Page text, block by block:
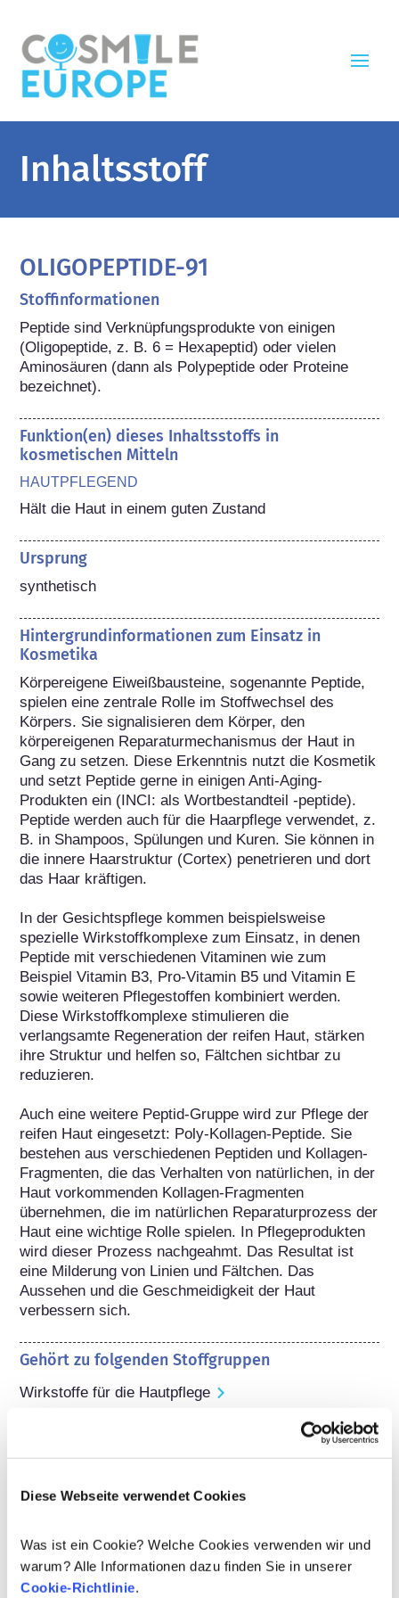
Diese Webseite verwendet Cookies
Was ist ein Cookie? Welche Cookies verwenden wir und
warum? Alle Informationen dazu finden Sie in unserer
Cookie-Richtlinie.
Inhaltsstoff
OLIGOPEPTIDE-91
Stoffinformationen
Peptide sind Verknüpfungsprodukte von einigen
(Oligopeptide, z. B. 6 = Hexapeptid) oder vielen
Aminosäuren (dann als Polypeptide oder Proteine
bezeichnet).
Funktion(en) dieses Inhaltsstoffs in
kosmetischen Mitteln
HAUTPFLEGEND
Hält die Haut in einem guten Zustand
Ursprung
synthetisch
Hintergrundinformationen zum Einsatz in
Kosmetika
Körpereigene Eiweißbausteine, sogenannte Peptide,
spielen eine zentrale Rolle im Stoffwechsel des
Körpers. Sie signalisieren dem Körper, den
körpereigenen Reparaturmechanismus der Haut in
Gang zu setzen. Diese Erkenntnis nutzt die Kosmetik
und setzt Peptide gerne in einigen Anti-Aging-
Produkten ein (INCI: als Wortbestandteil -peptide).
Peptide werden auch für die Haarpflege verwendet, z.
B. in Shampoos, Spülungen und Kuren. Sie können in
die innere Haarstruktur (Cortex) penetrieren und dort
das Haar kräftigen.
In der Gesichtspflege kommen beispielsweise
spezielle Wirkstoffkomplexe zum Einsatz, in denen
Peptide mit verschiedenen Vitaminen wie zum
Beispiel Vitamin B3, Pro-Vitamin B5 und Vitamin E
sowie weiteren Pflegestoffen kombiniert werden.
Diese Wirkstoffkomplexe stimulieren die
verlangsamte Regeneration der reifen Haut, stärken
ihre Struktur und helfen so, Fältchen sichtbar zu
reduzieren.
Auch eine weitere Peptid-Gruppe wird zur Pflege der
reifen Haut eingesetzt: Poly-Kollagen-Peptide. Sie
bestehen aus verschiedenen Peptiden und Kollagen-
Fragmenten, die das Verhalten von natürlichen, in der
Haut vorkommenden Kollagen-Fragmenten
übernehmen, die im natürlichen Reparaturprozess der
Haut eine wichtige Rolle spielen. In Pflegeprodukten
wird dieser Prozess nachgeahmt. Das Resultat ist
eine Milderung von Linien und Fältchen. Das
Aussehen und die Geschmeidigkeit der Haut
verbessern sich.
Gehört zu folgenden Stoffgruppen
Wirkstoffe für die Hautpflege
Die Inhaltsstoffe von kosmetischen Mitteln
Sie, dass für kosmetische Inhaltsstoffe außerhalb der